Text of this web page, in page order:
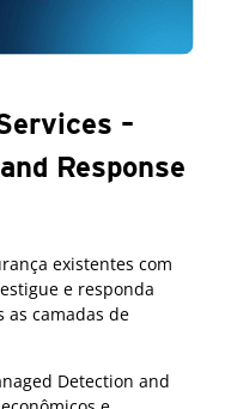
–
Response
existentes com
e responda
as camadas de
Detection and